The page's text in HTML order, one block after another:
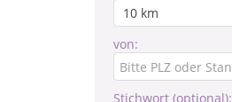
von:
Stichwort (optional):